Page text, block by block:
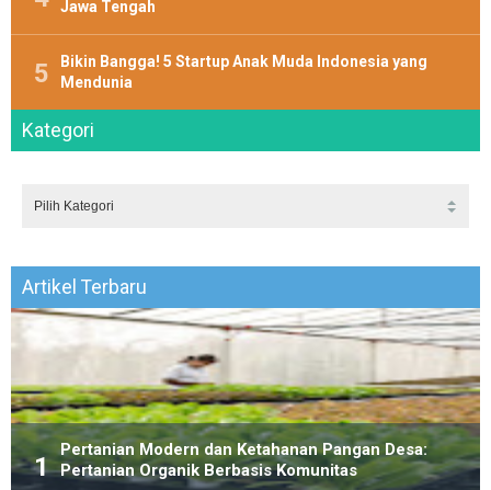
Jawa Tengah
Bikin Bangga! 5 Startup Anak Muda Indonesia yang
Mendunia
Kategori
Artikel Terbaru
Pertanian Modern dan Ketahanan Pangan Desa:
Pertanian Organik Berbasis Komunitas